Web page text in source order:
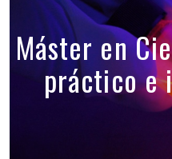
Máster en
práctico e